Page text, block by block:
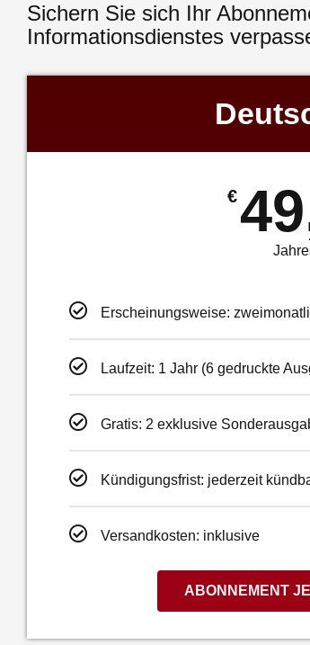
Sichern Sie sich Ihr
Informationsdienstes
€
Erscheinungsweise:
Laufzeit: 1 Jahr (6 gedruckte
Gratis: 2 exklusive
Kündigungsfrist: jederzeit
Versandkosten: inklusive
ABONNEMENT